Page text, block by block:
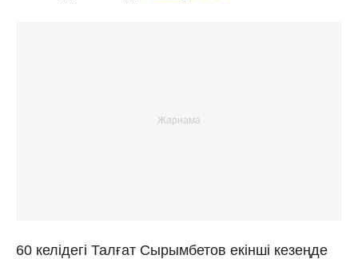
60 келідегі Талғат Сырымбетов екінші кезеңде